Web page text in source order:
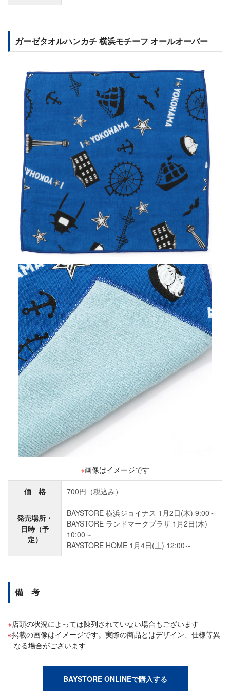
ガーゼタオルハンカチ 横浜モチーフ オールオーバー
※画像はイメージです
価 格 700円（税込み）
発売場所・
日時（予
定）
BAYSTORE 横浜ジョイナス 1月2日(木) 9:00～
BAYSTORE ランドマークプラザ 1月2日(木)
10:00～
BAYSTORE HOME 1月4日(土) 12:00～
備 考
店頭の状況によっては陳列されていない場合もございます
掲載の画像はイメージです。実際の商品とはデザイン、仕様等異
なる場合がございます
BAYSTORE ONLINEで購入する